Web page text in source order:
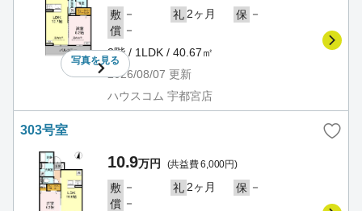
写真を見る
敷 － 礼 2ヶ月 保 －
償 －
3階 / 1LDK / 40.67㎡
2026/08/07 更新
ハウスコム 宇都宮店
303号室
10.9万円 (共益費 6,000円)
敷 － 礼 2ヶ月 保 －
償 －